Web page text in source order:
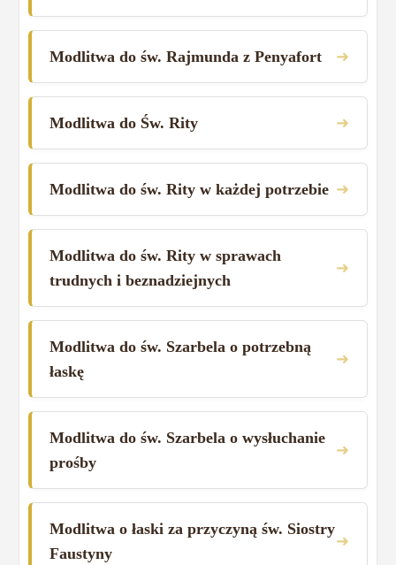
Modlitwa do św. Rajmunda z Penyafort ➜
Modlitwa do Św. Rity ➜
Modlitwa do św. Rity w każdej potrzebie ➜
Modlitwa do św. Rity w sprawach
trudnych i beznadziejnych
➜
Modlitwa do św. Szarbela o potrzebną
łaskę
➜
Modlitwa do św. Szarbela o wysłuchanie
prośby
➜
Modlitwa o łaski za przyczyną św. Siostry
Faustyny
➜